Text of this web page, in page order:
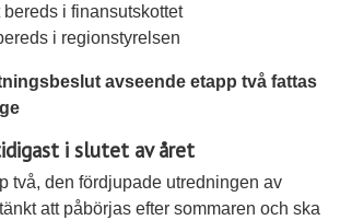
i finansutskottet
i regionstyrelsen
avseende etapp två fattas
i slutet av året
två, den fördjupade utredningen av
att påbörjas efter sommaren och ska